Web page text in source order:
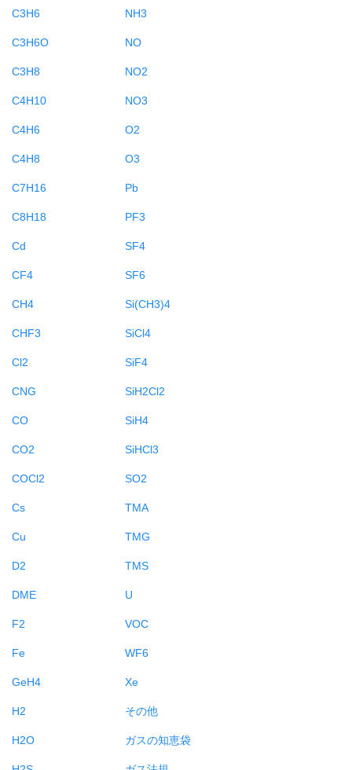
C3H6
C3H6O
C3H8
C4H10
C4H6
C4H8
C7H16
C8H18
Cd
CF4
CH4
CHF3
Cl2
CNG
CO
CO2
COCl2
Cs
Cu
D2
DME
F2
Fe
GeH4
H2
H2O
NH3
NO
NO2
NO3
O2
O3
Pb
PF3
SF4
SF6
Si(CH3)4
SiCl4
SiF4
SiH2Cl2
SiH4
SiHCl3
SO2
TMA
TMG
TMS
U
VOC
WF6
Xe
その他
ガスの知恵袋